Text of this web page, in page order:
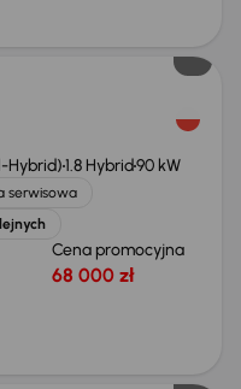
Hybrid)1.8 Hybrid90 kW
serwisowa
Cena promocyjna
68 000 zł